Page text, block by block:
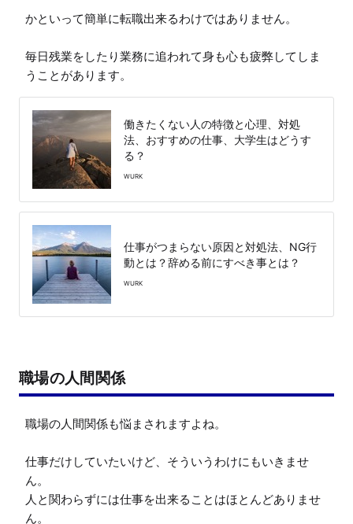
かといって簡単に転職出来るわけではありません。
毎日残業をしたり業務に追われて身も心も疲弊してしま
うことがあります。
働きたくない人の特徴と心理、対処
法、おすすめの仕事、大学生はどうす
る？
WURK
仕事がつまらない原因と対処法、NG行
動とは？辞める前にすべき事とは？
WURK
職場の人間関係
職場の人間関係も悩まされますよね。
仕事だけしていたいけど、そういうわけにもいきませ
ん。
人と関わらずには仕事を出来ることはほとんどありませ
ん。